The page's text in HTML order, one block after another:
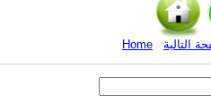
Home التالية